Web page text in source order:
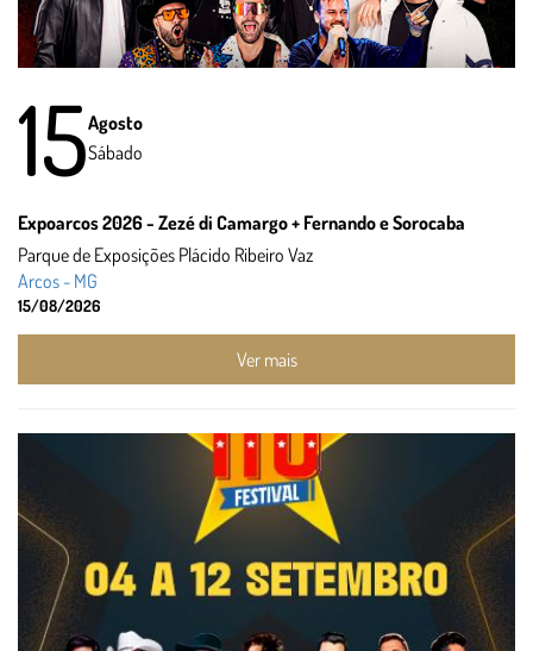
15Agosto
Sábado
Expoarcos 2026 - Zezé di Camargo + Fernando e Sorocaba
Parque de Exposições Plácido Ribeiro Vaz
Arcos - MG
15/08/2026
Ver mais